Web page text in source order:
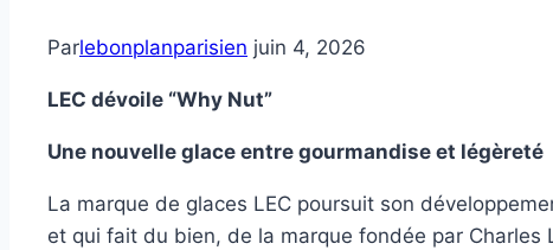
Parlebonplanparisien juin 4, 2026
LEC dévoile “Why Nut”
Une nouvelle glace entre gourmandise et légèreté
La marque de glaces LEC poursuit son
et qui fait du bien, de la marque fondée par